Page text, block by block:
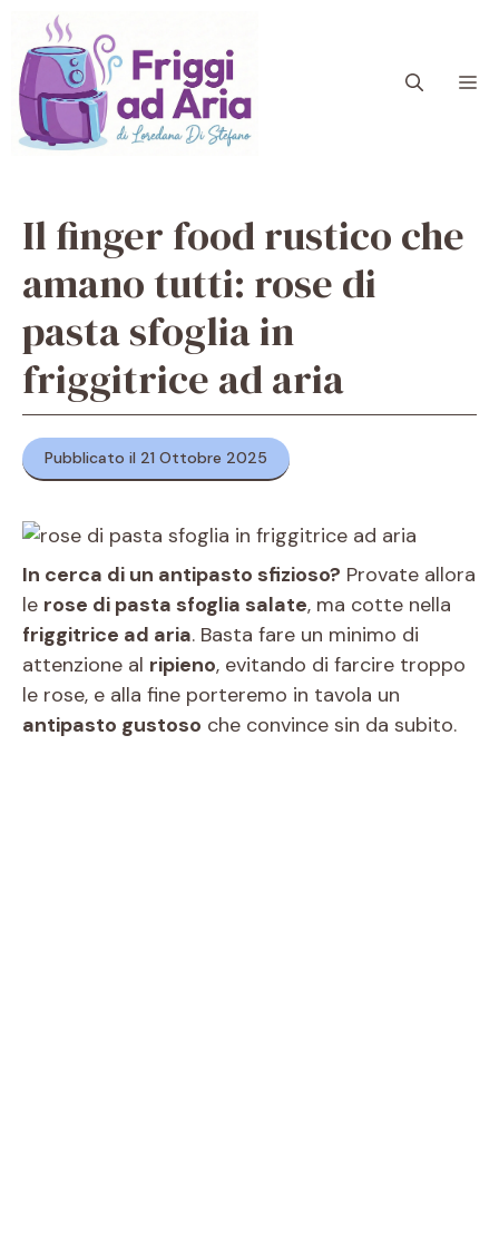
contenuto
Il finger food rustico che
amano tutti: rose di
pasta sfoglia in
friggitrice ad aria
Pubblicato il 21 Ottobre 2025
In cerca di un antipasto sfizioso? Provate allora
le rose di pasta sfoglia salate, ma cotte nella
friggitrice ad aria. Basta fare un minimo di
attenzione al ripieno, evitando di farcire troppo
le rose, e alla fine porteremo in tavola un
antipasto gustoso che convince sin da subito.